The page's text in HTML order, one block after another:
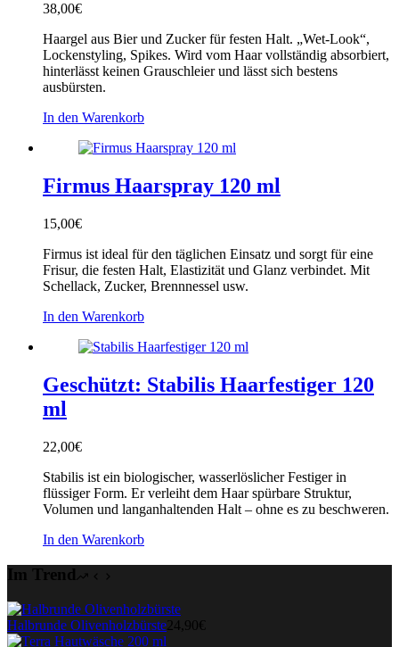
38,00€
Haargel aus Bier und Zucker für festen Halt. „Wet-Look“,
Lockenstyling, Spikes. Wird vom Haar vollständig absorbiert,
hinterlässt keinen Grauschleier und lässt sich bestens
ausbürsten.
In den Warenkorb
Firmus Haarspray 120 ml
15,00€
Firmus ist ideal für den täglichen Einsatz und sorgt für eine
Frisur, die festen Halt, Elastizität und Glanz verbindet. Mit
Schellack, Zucker, Brennnessel usw.
In den Warenkorb
Geschützt: Stabilis Haarfestiger 120
ml
22,00€
Stabilis ist ein biologischer, wasserlöslicher Festiger in
flüssiger Form. Er verleiht dem Haar spürbare Struktur,
Volumen und langanhaltenden Halt – ohne es zu beschweren.
In den Warenkorb
Im Trend
Halbrunde Olivenholzbürste 24,90€